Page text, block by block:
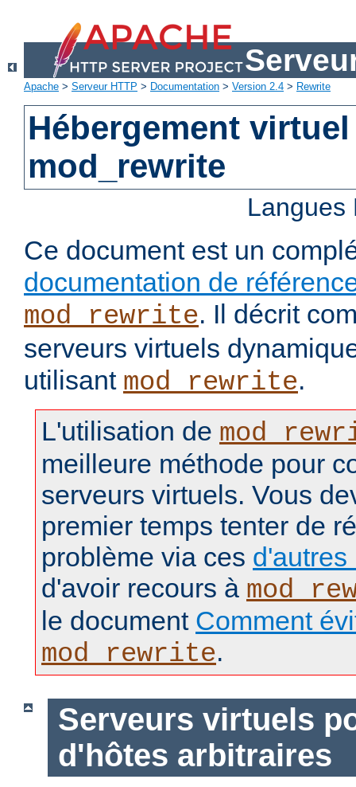
Apache > Serveur HTTP > Documentation > Version 2.4 > Rewrite
Hébergement
mod_rewrite
Ce document est un
documentation de
mod_rewrite. Il décrit
serveurs virtuels
utilisant mod_rewrite.
L'utilisation de
meilleure méthode pour
serveurs virtuels. Vous
premier temps tenter de
problème via ces d'autres
d'avoir recours à
le document Comment
mod_rewrite.
Serveurs virtuels
d'hôtes arbitraires